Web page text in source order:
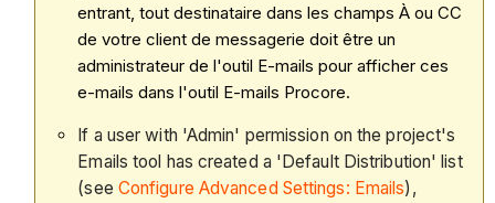
entrant, tout destinataire dans les champs À ou CC
de votre client de messagerie doit être un
administrateur de l'outil E-mails pour afficher ces
e-mails dans l'outil E-mails Procore.
If a user with 'Admin' permission on the project's
Emails tool has created a 'Default Distribution' list
(see Configure Advanced Settings: Emails),